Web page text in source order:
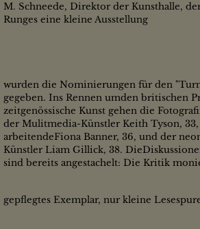
M. Schneede, Direktor der Kunsthalle,
Runges eine kleine Ausstellung
wurden die Nominierungen für den
gegeben. Ins Rennen umden britischen
zeitgenössische Kunst gehen die
der Mulitmedia-Künstler Keith Tyson,
arbeitendeFiona Banner, 36, und der
Künstler Liam Gillick, 38.
sind bereits angestachelt: Die Kritik
gepflegtes Exemplar, nur kleine